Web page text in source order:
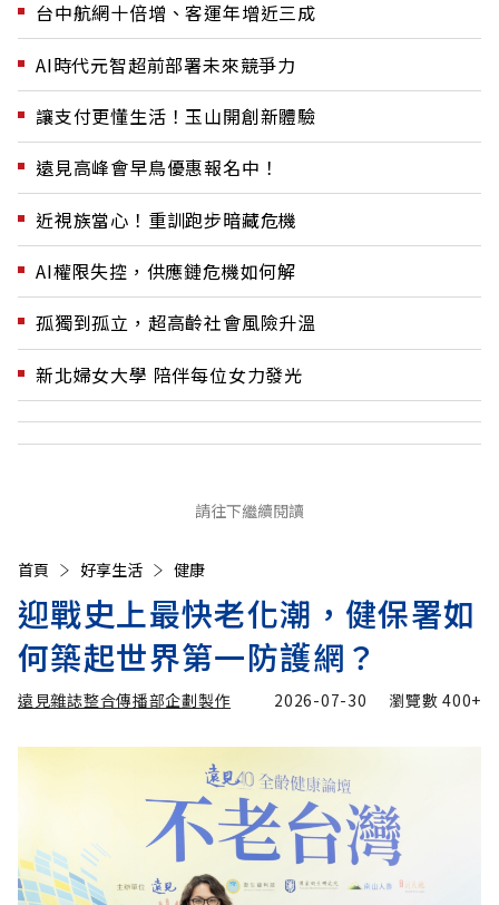
台中航網十倍增、客運年增近三成
AI時代元智超前部署未來競爭力
讓支付更懂生活！玉山開創新體驗
遠見高峰會早鳥優惠報名中！
近視族當心！重訓跑步暗藏危機
AI權限失控，供應鏈危機如何解
孤獨到孤立，超高齡社會風險升溫
新北婦女大學 陪伴每位女力發光
請往下繼續閱讀
首頁 好享生活 健康
迎戰史上最快老化潮，健保署如
何築起世界第一防護網？
遠見雜誌整合傳播部企劃製作 2026-07-30 瀏覽數400+